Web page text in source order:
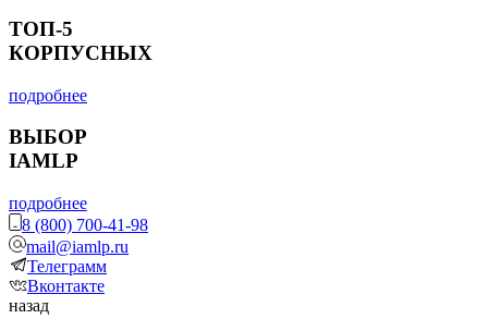
ТОП-5
КОРПУСНЫХ
подробнее
ВЫБОР
IAMLP
подробнее
8 (800) 700-41-98
mail@iamlp.ru
Телеграмм
Вконтакте
назад